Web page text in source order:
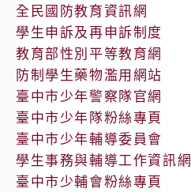
全民國防教育資訊網
學生申訴及再申訴制度
教育部性別平等教育網
防制學生藥物濫用網站
臺中市少年警察隊官網
臺中市少年隊粉絲專頁
臺中市少年輔導委員會
學生事務與輔導工作資訊網
臺中市少輔會粉絲專頁